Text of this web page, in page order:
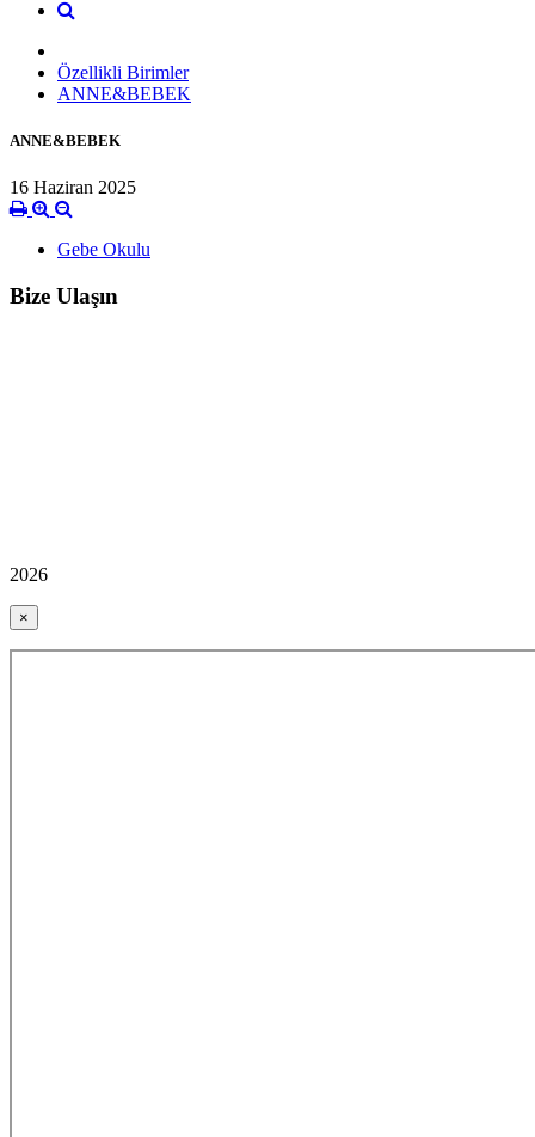
Özellikli Birimler
ANNE&BEBEK
ANNE&BEBEK
16 Haziran 2025
Gebe Okulu
Bize Ulaşın
2026
×